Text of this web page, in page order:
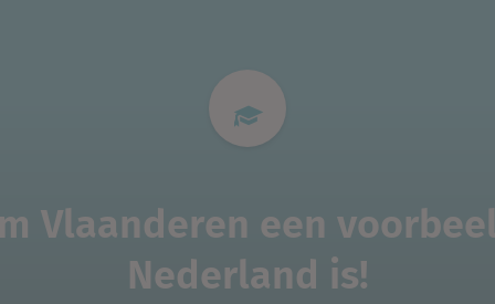
Vlaanderen een
Nederland is!